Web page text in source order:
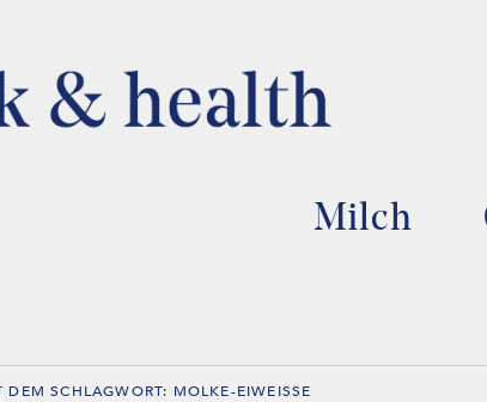
Milch
DEM SCHLAGWORT: MOLKE-EIWEISSE